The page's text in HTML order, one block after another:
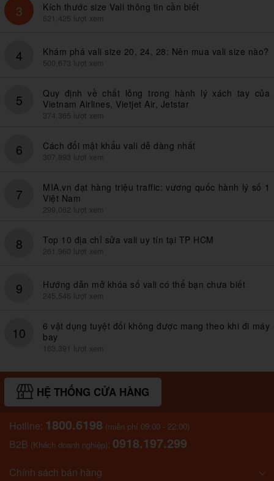
3 Kích thước size Vali thông tin cần biết
521,425 lượt xem
4 Khám phá vali size 20, 24, 28: Nên mua vali size nào?
500,673 lượt xem
5
Quy định về chất lỏng trong hành lý xách tay của
Vietnam Airlines, Vietjet Air, Jetstar
374,365 lượt xem
6 Cách đổi mật khẩu vali dễ dàng nhất
307,893 lượt xem
7
MIA.vn đạt hàng triệu traffic: vương quốc hành lý số 1
Việt Nam
299,062 lượt xem
8 Top 10 địa chỉ sửa vali uy tín tại TP HCM
261,960 lượt xem
9 Hướng dẫn mở khóa số vali có thể bạn chưa biết
245,546 lượt xem
10
6 vật dụng tuyệt đối không được mang theo khi đi máy
bay
163,391 lượt xem
HỆ THỐNG CỬA HÀNG
Hotline: 1800.6198 (miễn phí 09:00 - 22:00)
B2B (Khách doanh nghiệp): 0918.197.299
Chính sách bán hàng